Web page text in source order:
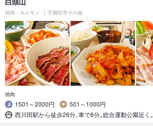
焼肉・ホルモン 宇都宮市その他
焼肉
1501～2000円
501～1000円
西川田駅から徒歩26分､車で6分｡総合運動公園近く｡